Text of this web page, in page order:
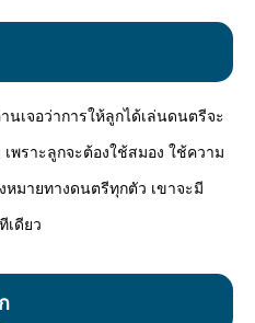
Mute
เจอว่าการให้ลูกได้เล่นดนตรีจะ
พราะลูกจะต้องใช้สมอง ใช้ความ
หมายทางดนตรีทุกตัว เขาจะมี
เดียว